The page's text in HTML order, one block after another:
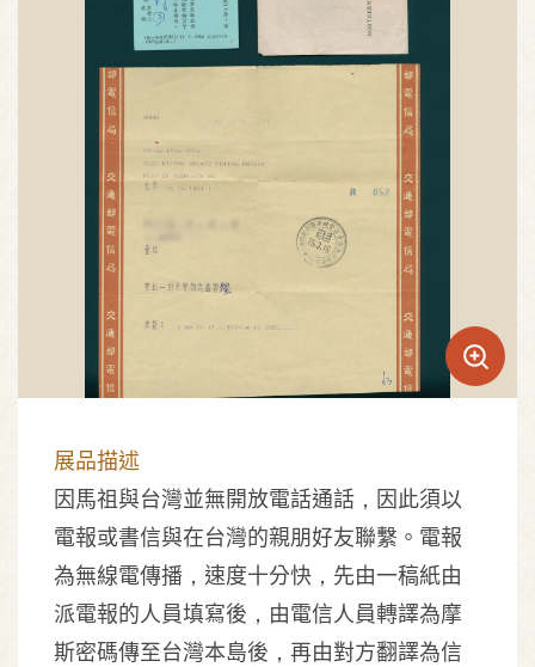
展品描述
因馬祖與台灣並無開放電話通話，因此須以
電報或書信與在台灣的親朋好友聯繫。電報
為無線電傳播，速度十分快，先由一稿紙由
派電報的人員填寫後，由電信人員轉譯為摩
斯密碼傳至台灣本島後，再由對方翻譯為信